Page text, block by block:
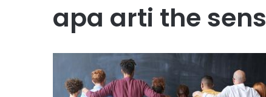
apa arti the